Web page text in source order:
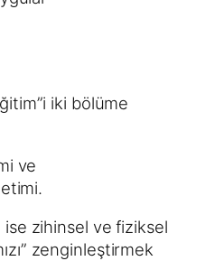
iki bölüme
ve
ise zihinsel ve fiziksel
zenginleştirmek